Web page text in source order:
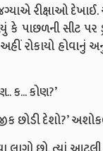
રીક્ષાઓ
પાછળની સીટ પર
રોકાયો
ક... કોણ?’
છોડી દેશો?’